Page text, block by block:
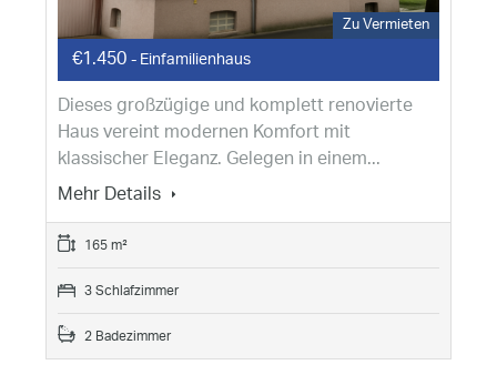
Zu Vermieten
€1.450 - Einfamilienhaus
Dieses großzügige und komplett renovierte
Haus vereint modernen Komfort mit
klassischer Eleganz. Gelegen in einem...
Mehr Details
165 m²
3 Schlafzimmer
2 Badezimmer